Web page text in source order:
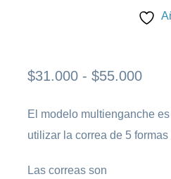
$31.000 - $55.000
El modelo multienganche
utilizar la correa de 5
Las correas son